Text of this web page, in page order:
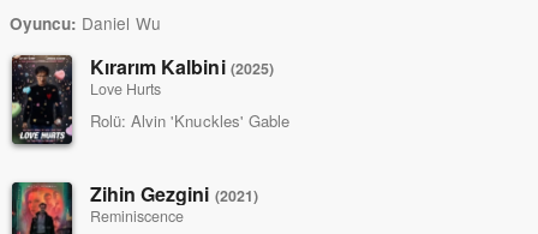
Oyuncu: Daniel Wu
Kırarım Kalbini (2025)
Love Hurts
Rolü: Alvin 'Knuckles' Gable
Zihin Gezgini (2021)
Reminiscence